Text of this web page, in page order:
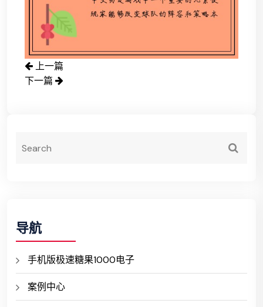
上一篇
下一篇
导航
手机版极速糖果1000电子
案例中心